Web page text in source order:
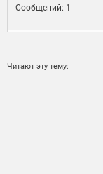
Сообщений: 1
Читают эту тему: